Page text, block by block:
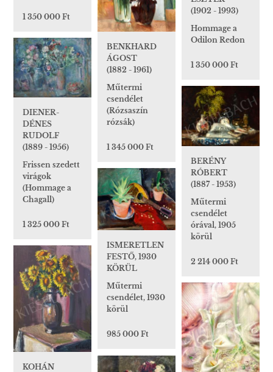
1 350 000 Ft
(1902 - 1993)
Hommage a
Odilon Redon
1 350 000 Ft
BENKHARD
ÁGOST
(1882 - 1961)
Műtermi
csendélet
(Rózsaszín
rózsák)
1 345 000 Ft
DIENER-
DÉNES
RUDOLF
(1889 - 1956)
Frissen szedett
virágok
(Hommage a
Chagall)
1 325 000 Ft
BERÉNY
RÓBERT
(1887 - 1953)
Műtermi
csendélet
órával, 1905
körül
2 214 000 Ft
ISMERETLEN
FESTŐ, 1930
KÖRÜL
Műtermi
csendélet, 1930
körül
985 000 Ft
KOHÁN